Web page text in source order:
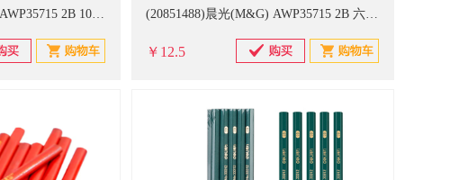
(20851318)晨光(M&G) AWP35715 2B 10支/盒 铅笔(单位：盒) (20851488)晨光(M&G) AWP35715 2B 六角木质笔杆 考试涂卡 美术素描绘图专用 10支/盒 铅笔(单位：盒)
￥12.5